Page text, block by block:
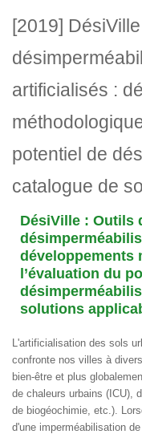
[2019]
artificialisés :
potentiel de
catalogue de
DésiVille : Outils
développements
l’évaluation du
solutions
L'artificialisation des sols
confronte nos villes à
bien-être et plus
de chaleurs urbains (ICU),
de biogéochimie, etc.).
d'une imperméabilisation